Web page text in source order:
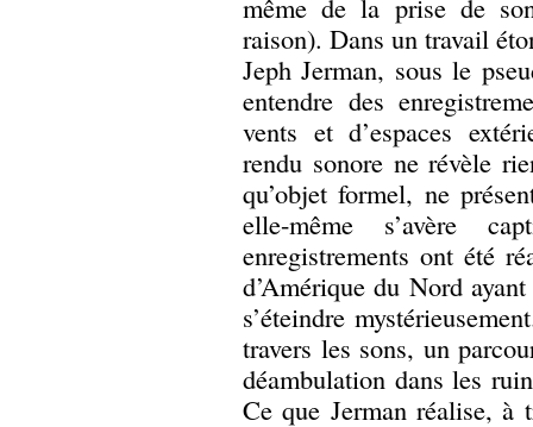
même de la prise de
raison). Dans un travail
Jeph Jerman, sous le
entendre des
vents et d’espaces
rendu sonore ne révèle
qu’objet formel, ne
elle-même s’avère
enregistrements ont été
d’Amérique du Nord
s’éteindre
travers les sons, un
déambulation dans les
Ce que Jerman réalise, à